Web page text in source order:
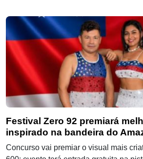
Festival Zero 92 premiará
inspirado na bandeira do
Concurso vai premiar o visual mais